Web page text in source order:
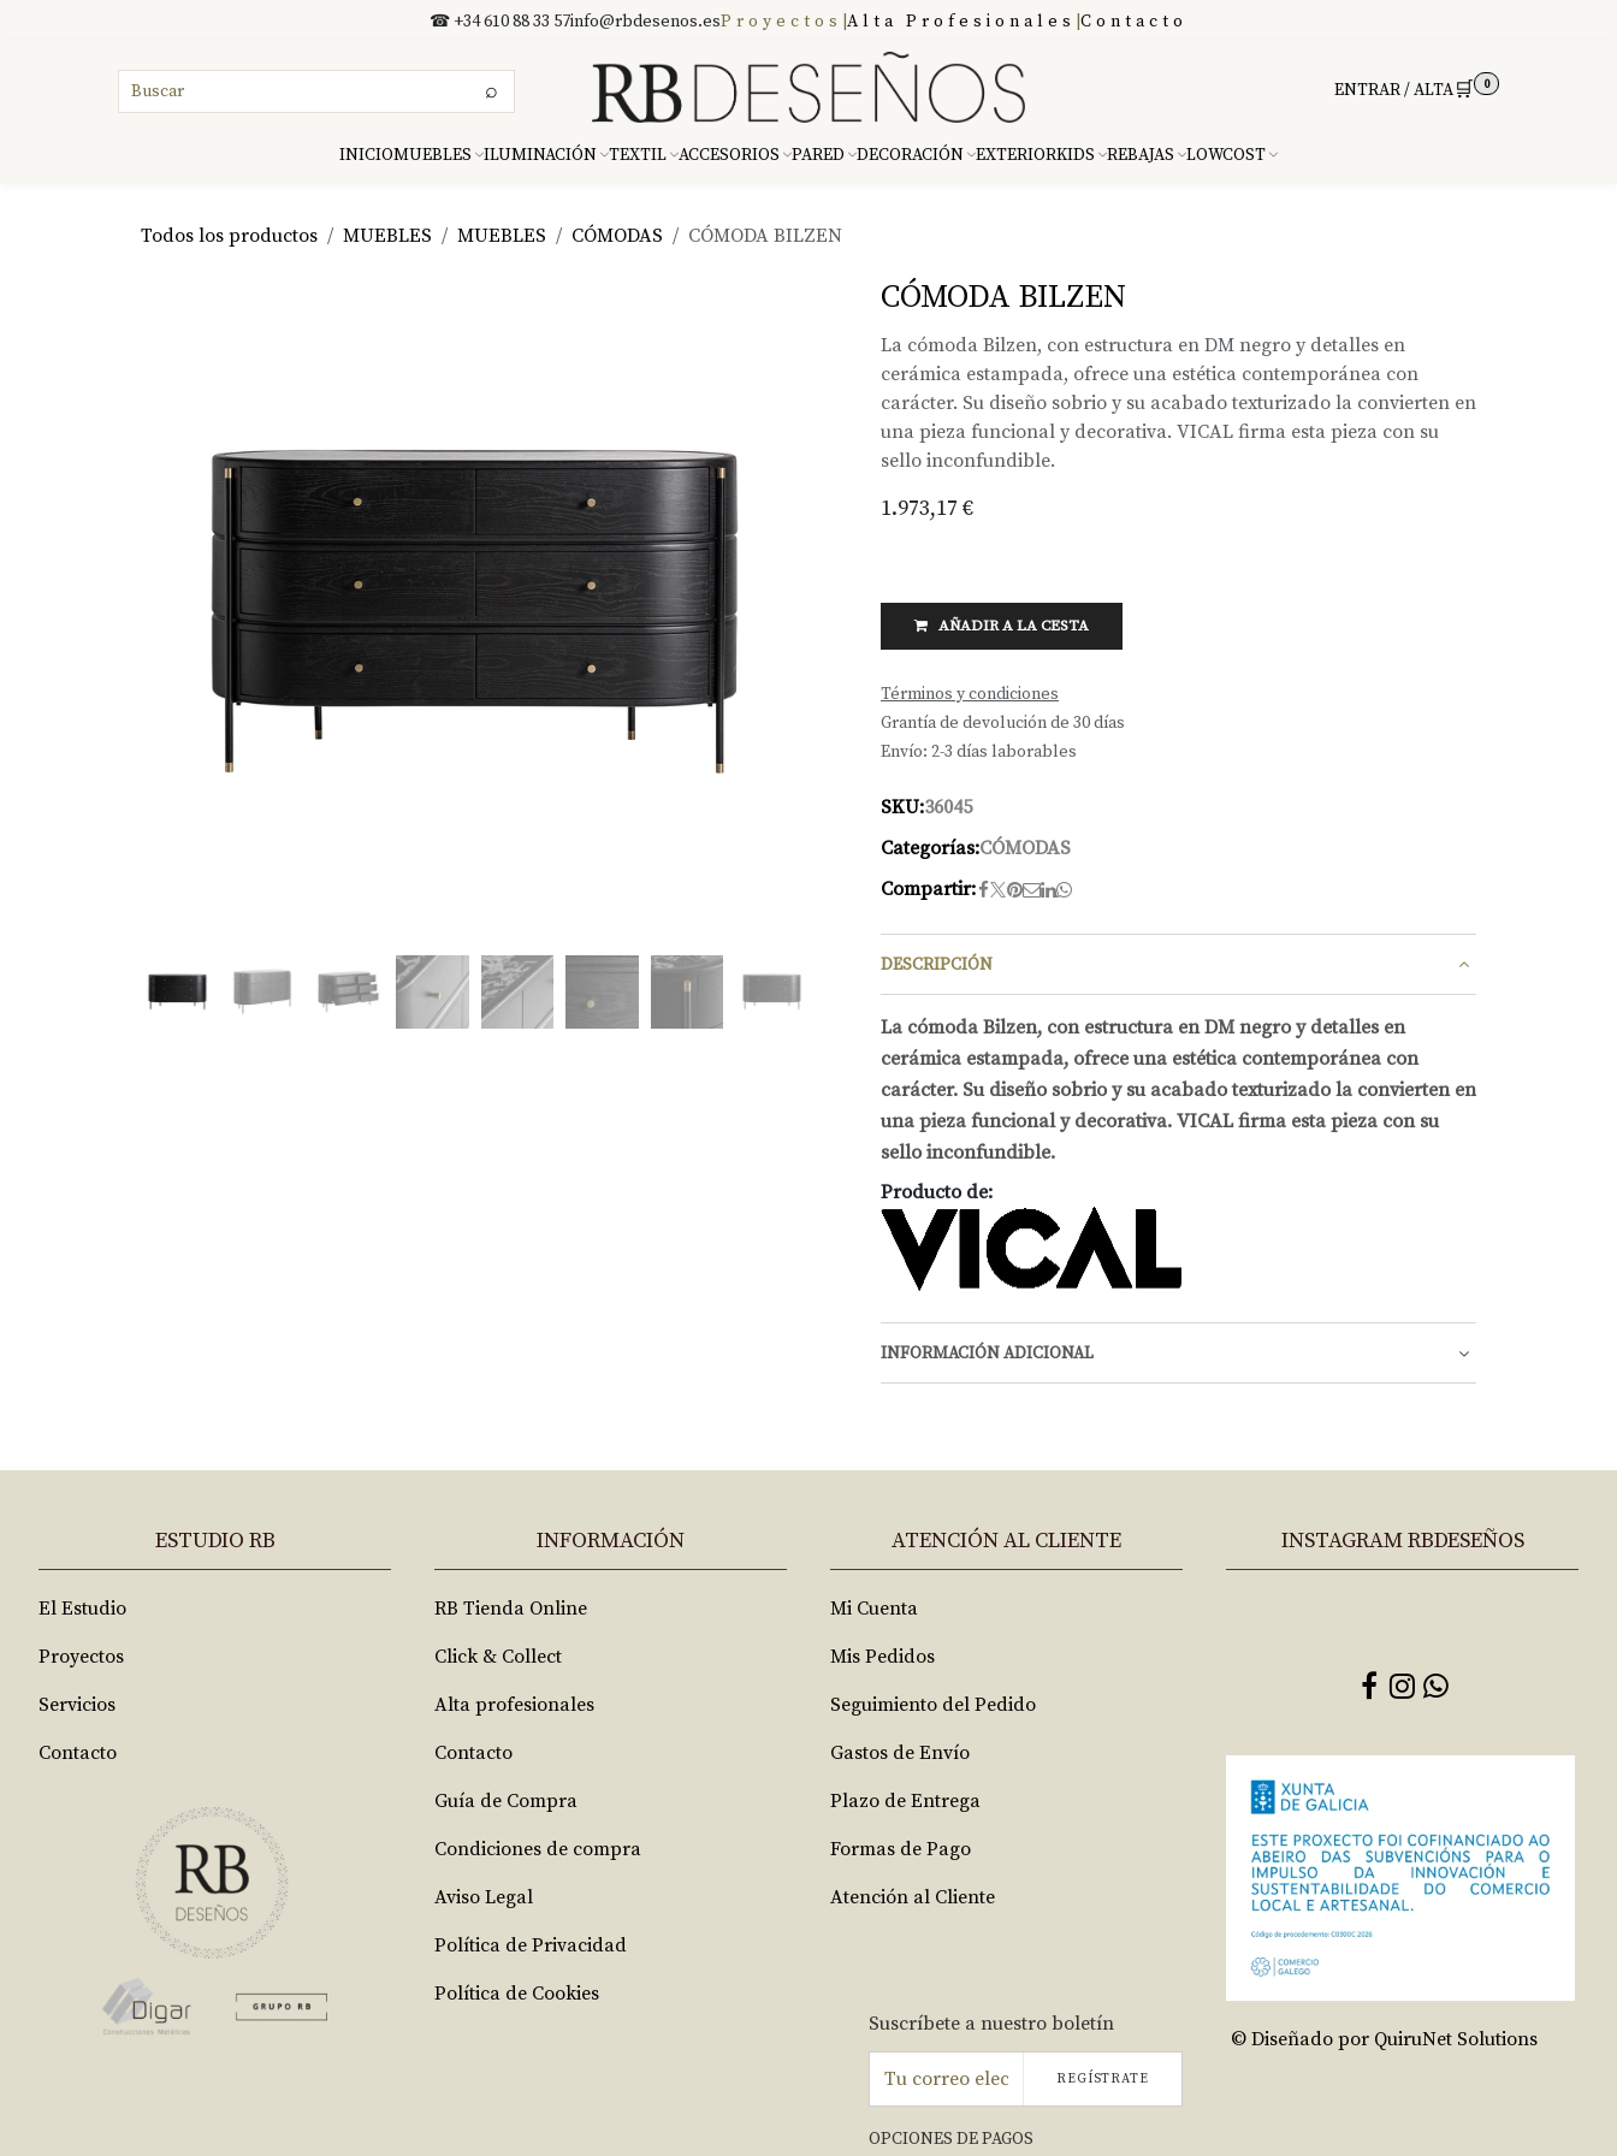
☎ +34 610 88 33 57info@rbdesenos.esProyectos Alta Profesionales Contacto
⌕ ENTRAR / ALTA🛒 0
INICIOMUEBLES ILUMINACIÓN TEXTIL ACCESORIOS PARED DECORACIÓN EXTERIORKIDS REBAJAS LOWCOST
Todos los productos MUEBLES MUEBLES CÓMODAS CÓMODA BILZEN
CÓMODA BILZEN
La cómoda Bilzen, con estructura en DM negro y detalles en
cerámica estampada, ofrece una estética contemporánea con
carácter. Su diseño sobrio y su acabado texturizado la convierten en
una pieza funcional y decorativa. VICAL firma esta pieza con su
sello inconfundible.
1.973,17 €
AÑADIR A LA CESTA
Términos y condiciones
Grantía de devolución de 30 días
Envío: 2-3 días laborables
SKU:36045
Categorías:CÓMODAS
Compartir:
DESCRIPCIÓN
La cómoda Bilzen, con estructura en DM negro y detalles en
cerámica estampada, ofrece una estética contemporánea con
carácter. Su diseño sobrio y su acabado texturizado la convierten en
una pieza funcional y decorativa. VICAL firma esta pieza con su
sello inconfundible.
Producto de:
INFORMACIÓN ADICIONAL
ESTUDIO RB
El Estudio
Proyectos
Servicios
Contacto
INFORMACIÓN
RB Tienda Online
Click & Collect
Alta profesionales
Contacto
Guía de Compra
Condiciones de compra
Aviso Legal
Política de Privacidad
Política de Cookies
ATENCIÓN AL CLIENTE
Mi Cuenta
Mis Pedidos
Seguimiento del Pedido
Gastos de Envío
Plazo de Entrega
Formas de Pago
Atención al Cliente
Suscríbete a nuestro boletín
REGÍSTRATE
OPCIONES DE PAGOS
INSTAGRAM RBDESEÑOS
© Diseñado por QuiruNet Solutions